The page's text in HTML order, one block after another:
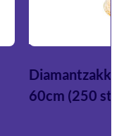
60cm (250